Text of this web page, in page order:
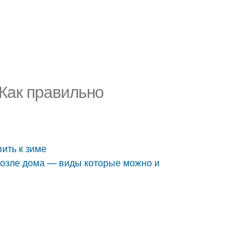
правильно
к зиме
дома — виды которые можно и